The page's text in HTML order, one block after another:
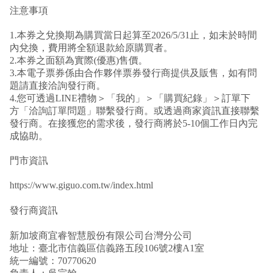
注意事項
1.本券之兌換期為購買當日起算至2026/5/31止，如未於時間
內兌換，費用將全額退款給原購買者。
2.本券之面額為實際(優惠)售價。
3.本電子票券係由合作夥伴票券發行商提供及販售，如有問
題請直接洽詢發行商。
4.您可透過LINE禮物＞「我的」＞「購買紀錄」＞訂單下
方「洽詢訂單問題」聯繫發行商。或透過商家資訊直接聯繫
發行商。在接獲您的需求後，發行商將於5-10個工作日內完
成協助。
門市資訊
https://www.giguo.com.tw/index.html
發行商資訊
新加坡商宜睿智慧股份有限公司台灣分公司
地址：臺北市信義區信義路五段106號2樓A1室
統一編號：70770620